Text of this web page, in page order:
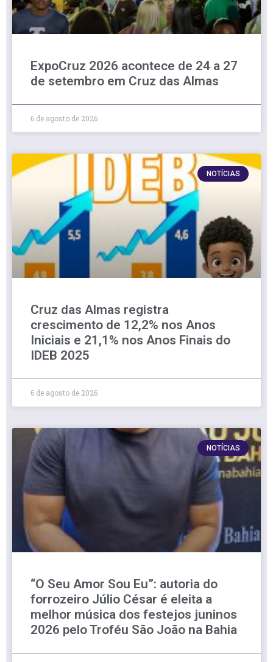
ExpoCruz 2026 acontece de 24 a 27
de setembro em Cruz das Almas
6 de agosto de 2026
NOTÍCIAS
Cruz das Almas registra
crescimento de 12,2% nos Anos
Iniciais e 21,1% nos Anos Finais do
IDEB 2025
6 de agosto de 2026
NOTÍCIAS
“O Seu Amor Sou Eu”: autoria do
forrozeiro Júlio César é eleita a
melhor música dos festejos juninos
2026 pelo Troféu São João na Bahia